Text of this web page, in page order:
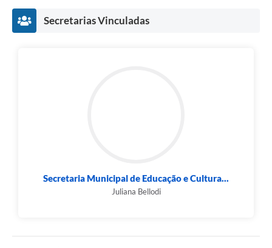
Secretarias Vinculadas
Secretaria Municipal de Educação e Cultura...
Juliana Bellodi